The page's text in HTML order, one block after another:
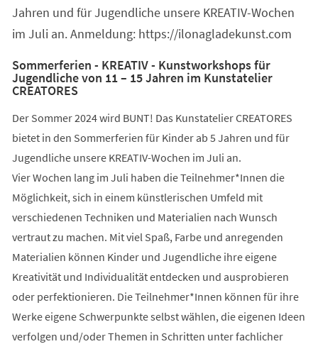
Jahren und für Jugendliche unsere KREATIV-Wochen
im Juli an. Anmeldung: https://ilonagladekunst.com
Sommerferien - KREATIV - Kunstworkshops für
Jugendliche von 11 – 15 Jahren im Kunstatelier
CREATORES
Der Sommer 2024 wird BUNT! Das Kunstatelier CREATORES
bietet in den Sommerferien für Kinder ab 5 Jahren und für
Jugendliche unsere KREATIV-Wochen im Juli an.
Vier Wochen lang im Juli haben die Teilnehmer*Innen die
Möglichkeit, sich in einem künstlerischen Umfeld mit
verschiedenen Techniken und Materialien nach Wunsch
vertraut zu machen. Mit viel Spaß, Farbe und anregenden
Materialien können Kinder und Jugendliche ihre eigene
Kreativität und Individualität entdecken und ausprobieren
oder perfektionieren. Die Teilnehmer*Innen können für ihre
Werke eigene Schwerpunkte selbst wählen, die eigenen Ideen
verfolgen und/oder Themen in Schritten unter fachlicher